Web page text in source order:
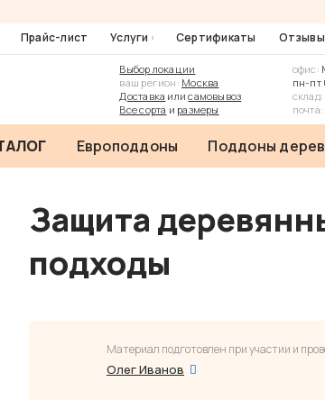
Прайс-лист Услуги Сертификаты Отзывы
Выбор локации
ваш регион: Москва
Доставка илисамовывоз
Все сорта и размеры
офис:
пн-пт
склад:
почта:
Европоддоны Поддоны
Защита
подходы
Материал подготовлен при участии и
Олег Иванов